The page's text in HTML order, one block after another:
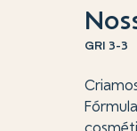
GRI 3-3